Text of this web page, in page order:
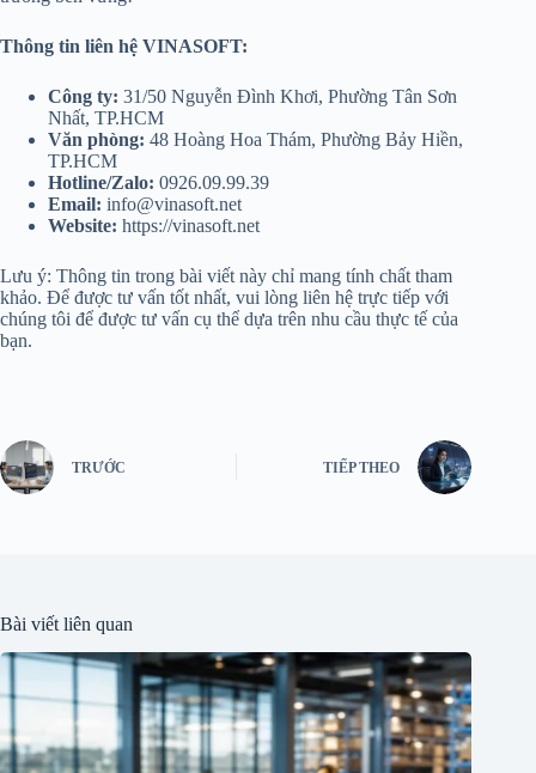
Thông tin liên hệ VINASOFT:
Công ty: 31/50 Nguyễn Đình Khơi, Phường Tân Sơn
Nhất, TP.HCM
Văn phòng: 48 Hoàng Hoa Thám, Phường Bảy Hiền,
TP.HCM
Hotline/Zalo: 0926.09.99.39
Email: info@vinasoft.net
Website: https://vinasoft.net
Lưu ý: Thông tin trong bài viết này chỉ mang tính chất tham
khảo. Để được tư vấn tốt nhất, vui lòng liên hệ trực tiếp với
chúng tôi để được tư vấn cụ thể dựa trên nhu cầu thực tế của
bạn.
TRƯỚC TIẾP THEO
Bài viết liên quan